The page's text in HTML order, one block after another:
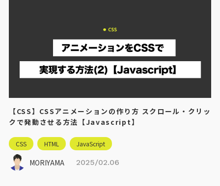
【CSS】CSSアニメーションの作り方 スクロール・クリッ
クで発動させる方法【Javascript】
CSS HTML JavaScript
MORIYAMA 2025/02.06